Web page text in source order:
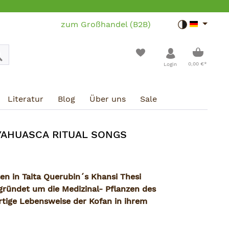
zum Großhandel (B2B)
Toggle
Login 0,00 €*
Literatur Blog Über uns Sale
RITUAL SONGS
in Taita Querubin´s Khansi Thesi
um die Medizinal- Pflanzen des
Lebensweise der Kofan in ihrem